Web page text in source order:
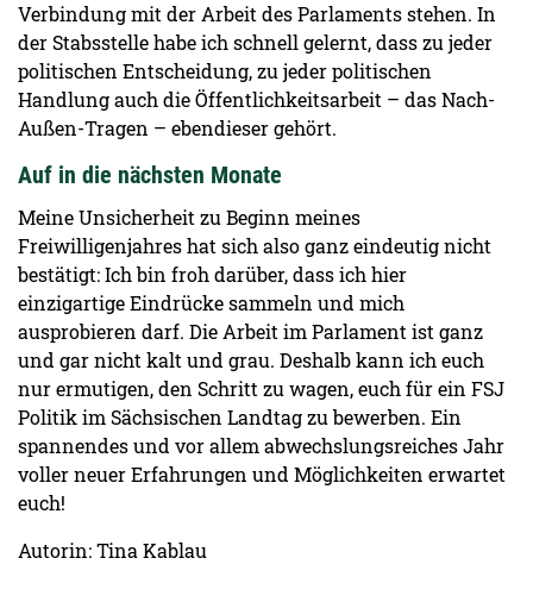
Verbindung mit der Arbeit des Parlaments stehen. In
der Stabsstelle habe ich schnell gelernt, dass zu jeder
politischen Entscheidung, zu jeder politischen
Handlung auch die Öffentlichkeitsarbeit – das Nach-
Außen-Tragen ­– ebendieser gehört.
Auf in die nächsten Monate
Meine Unsicherheit zu Beginn meines
Freiwilligenjahres hat sich also ganz eindeutig nicht
bestätigt: Ich bin froh darüber, dass ich hier
einzigartige Eindrücke sammeln und mich
ausprobieren darf. Die Arbeit im Parlament ist ganz
und gar nicht kalt und grau. Deshalb kann ich euch
nur ermutigen, den Schritt zu wagen, euch für ein FSJ
Politik im Sächsischen Landtag zu bewerben. Ein
spannendes und vor allem abwechslungsreiches Jahr
voller neuer Erfahrungen und Möglichkeiten erwartet
euch!
Autorin: Tina Kablau